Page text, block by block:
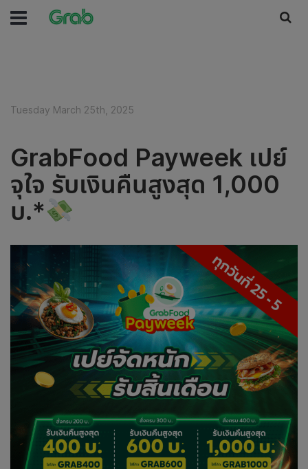
Tuesday March 25th, 2025
GrabFood Payweek เปย์
จุใจ รับเงินคืนสูงสุด 1,000
บ.*